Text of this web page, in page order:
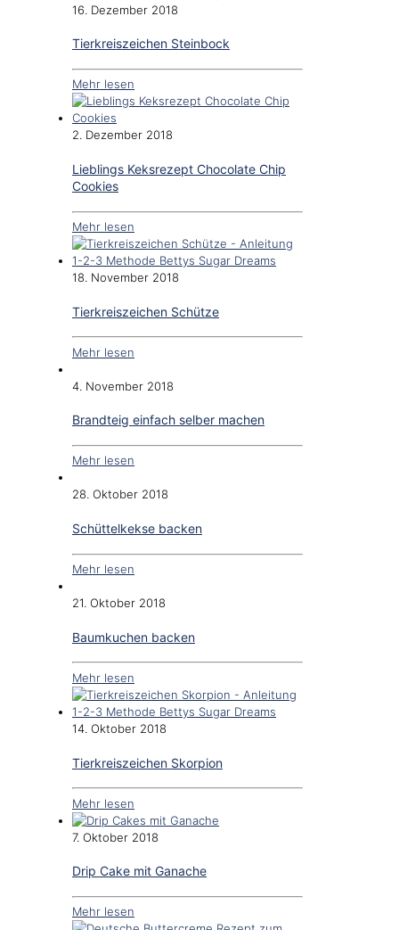
16. Dezember 2018
Tierkreiszeichen Steinbock
Mehr lesen
2. Dezember 2018
Lieblings Keksrezept Chocolate Chip
Cookies
Mehr lesen
18. November 2018
Tierkreiszeichen Schütze
Mehr lesen
4. November 2018
Brandteig einfach selber machen
Mehr lesen
28. Oktober 2018
Schüttelkekse backen
Mehr lesen
21. Oktober 2018
Baumkuchen backen
Mehr lesen
14. Oktober 2018
Tierkreiszeichen Skorpion
Mehr lesen
7. Oktober 2018
Drip Cake mit Ganache
Mehr lesen